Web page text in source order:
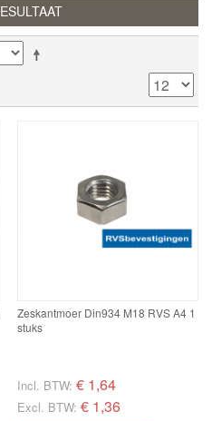
Zeskantmoer Din934 M18 RVS A4 1
stuks
Incl. BTW: € 1,64
Excl. BTW: € 1,36